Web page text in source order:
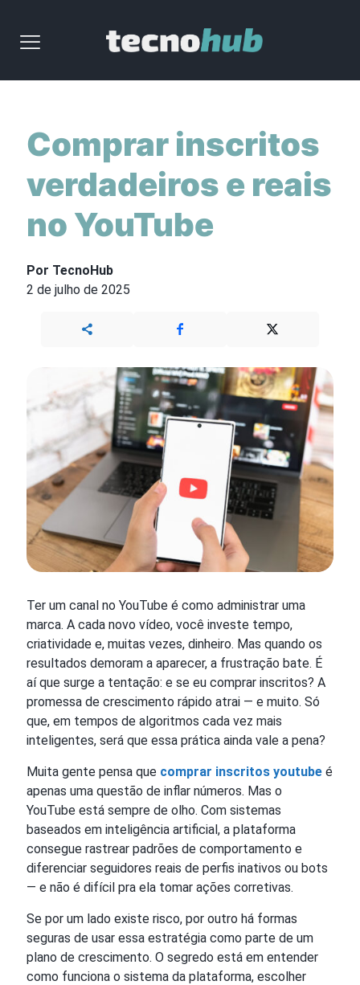
Comprar inscritos
verdadeiros e reais
no YouTube
Por TecnoHub
2 de julho de 2025
Ter um canal no YouTube é como administrar uma
marca. A cada novo vídeo, você investe tempo,
criatividade e, muitas vezes, dinheiro. Mas quando os
resultados demoram a aparecer, a frustração bate. É
aí que surge a tentação: e se eu comprar inscritos? A
promessa de crescimento rápido atrai — e muito. Só
que, em tempos de algoritmos cada vez mais
inteligentes, será que essa prática ainda vale a pena?
Muita gente pensa que comprar inscritos youtube é
apenas uma questão de inflar números. Mas o
YouTube está sempre de olho. Com sistemas
baseados em inteligência artificial, a plataforma
consegue rastrear padrões de comportamento e
diferenciar seguidores reais de perfis inativos ou bots
— e não é difícil pra ela tomar ações corretivas.
Se por um lado existe risco, por outro há formas
seguras de usar essa estratégia como parte de um
plano de crescimento. O segredo está em entender
como funciona o sistema da plataforma, escolher